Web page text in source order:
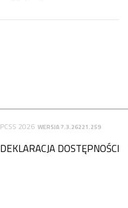
PCSS 2026 WERSJA 7.3.26221.259
DEKLARACJA DOSTĘPNOŚCI